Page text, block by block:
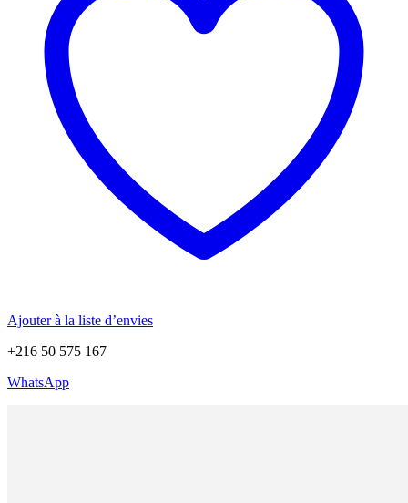
Ajouter à la liste d’envies
+216 50 575 167
WhatsApp